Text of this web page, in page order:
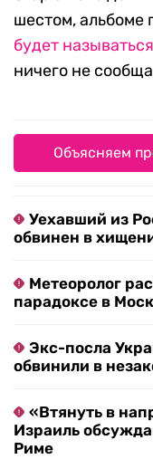
шестом, альбоме
будет называться
ничего не
Объясняем
Уехавший из
обвинен в
Метеоролог
парадоксе в
Экс-посла
обвинили в
«Втянуть в
Израиль
Риме